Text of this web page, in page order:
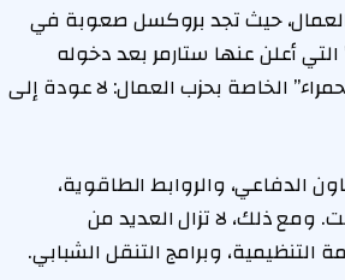
العمال، حيث تجد بروكسل صعوبة في
أعلن عنها ستارمر بعد دخوله
الخاصة بحزب العمال: لا عودة إلى
الدفاعي، والروابط الطاقوية،
ومع ذلك، لا تزال العديد من
وبرامج التنقل الشبابي.